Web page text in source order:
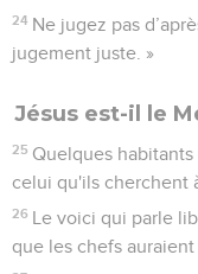
24 Ne jugez pas
jugement juste. »
Jésus est-il le
25 Quelques
celui qu'ils cherchent
26 Le voici qui parle
que les chefs